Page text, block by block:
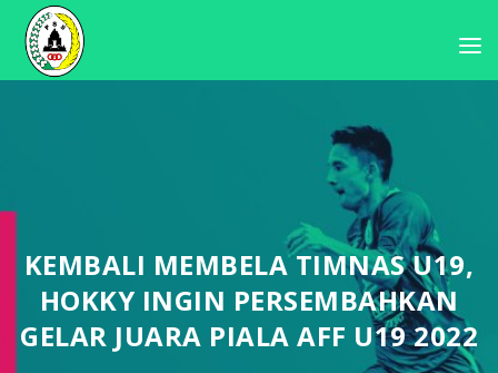
KEMBALI MEMBELA TIMNAS U19,
HOKKY INGIN PERSEMBAHKAN
GELAR JUARA PIALA AFF U19 2022